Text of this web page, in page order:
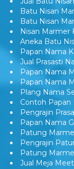
Jual Batu
Batu Nisan
Batu Nisan
Nisan Marmer
Aneka Batu
Papan Nama
Jual Prasasti
Papan Nama
Papan Nama
Plang Nama
Contoh Papan
Pengrajin
Papan Nama
Patung
Pengrajin
Patung